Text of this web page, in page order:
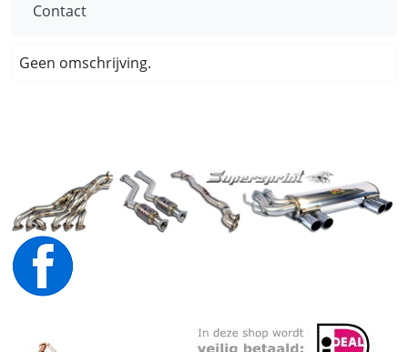
Contact
Geen omschrijving.